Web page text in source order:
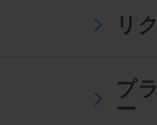
リ
プ
ー